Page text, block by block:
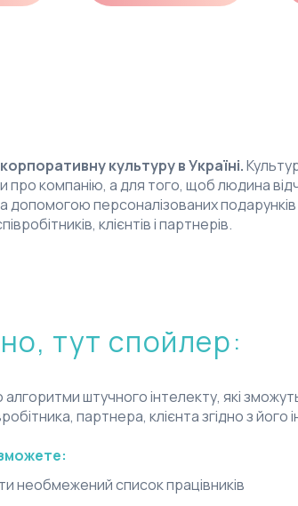
культуру в Україні.
компанію, а для того, щоб людина
допомогою персоналізованих
клієнтів і партнерів.
тут спойлер:
необмежений список працівників
штучного інтелекту, які
партнера, клієнта згідно з його